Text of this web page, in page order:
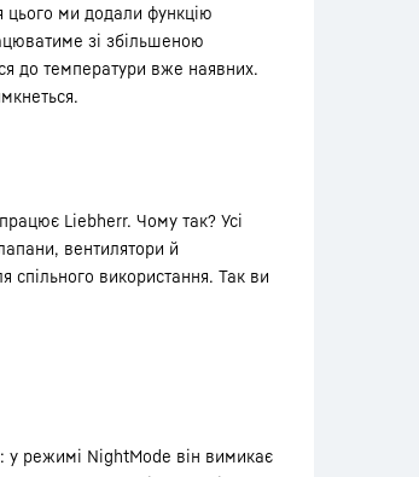
цього ми додали функцію
зі збільшеною
до температури вже наявних.
Liebherr. Чому так? Усі
вентилятори й
спільного використання. Так ви
режимі NightMode він вимикає